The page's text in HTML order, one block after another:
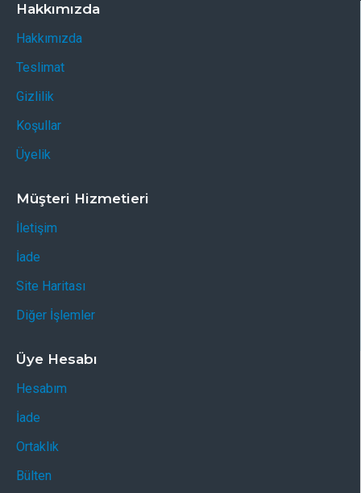
Hakkımızda
Hakkımızda
Teslimat
Gizlilik
Koşullar
Üyelik
Müşteri Hizmetieri
İletişim
İade
Site Haritası
Diğer İşlemler
Üye Hesabı
Hesabım
İade
Ortaklık
Bülten